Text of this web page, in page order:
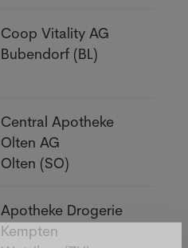
Coop Vitality AG
Bubendorf (BL)
Central Apotheke
Olten AG
Olten (SO)
Apotheke Drogerie
Kempten